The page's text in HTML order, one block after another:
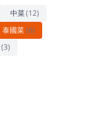
中菜(12)
泰國菜(6)
(3)